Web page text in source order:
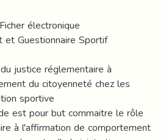
électronique
et Guestionnaire Sportif
justice réglementaire à
du citoyenneté chez les
sportive
est pour but commaitre le rôle
à l'affirmation de comportement